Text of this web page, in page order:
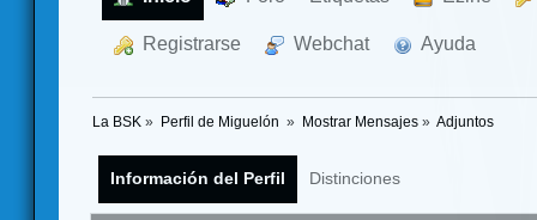
Registrarse Webchat Ayuda
La BSK » Perfil de Miguelón » Mostrar Mensajes» Adjuntos
Información del Perfil Distinciones